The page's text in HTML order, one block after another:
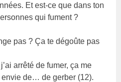
Et est-ce que dans ton
qui fument ?
pas ? Ça te dégoûte pas
arrêté de fumer, ça me
de… de gerber (12).